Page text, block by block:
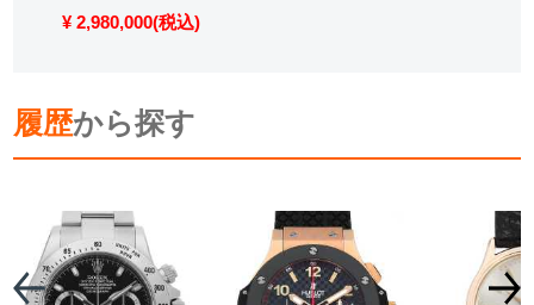
¥ 2,980,000(税込)
履歴から探す